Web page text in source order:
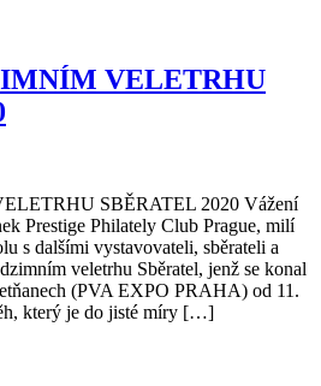
VELETRHU
SBĚRATEL 2020 Vážení
Prestige Philately Club Prague, milí
s dalšími vystavovateli, sběrateli a
veletrhu Sběratel, jenž se konal
(PVA EXPO PRAHA) od 11.
který je do jisté míry […]